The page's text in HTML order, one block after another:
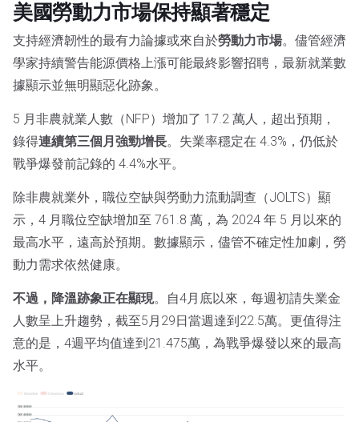
美國勞動力市場保持顯著穩定
支持經濟韌性的最有力論據或來自於勞動力市場。儘管經濟
學家持續警告能源價格上漲可能最終影響招聘，最新就業數
據顯示並無明顯惡化跡象。
5 月非農就業人數（NFP）增加了 17.2 萬人，超出預期，
錄得連續第三個月強勁增長。失業率穩定在 4.3%，仍低於
戰爭爆發前記錄的 4.4%水平。
除非農就業外，職位空缺與勞動力流動調查（JOLTS）顯
示，4 月職位空缺增加至 761.8 萬，為 2024 年 5 月以來的
最高水平，遠高於預期。數據顯示，儘管不確定性加劇，勞
動力需求依然健康。
不過，降溫跡象正在顯現。自4月底以來，每週初請失業金
人數呈上升趨勢，截至5月29日當週達到22.5萬。更值得注
意的是，4週平均值達到21.475萬，為戰爭爆發以來的最高
水平。